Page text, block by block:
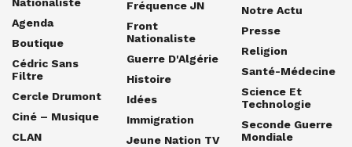
Agenda
Boutique
Cédric Sans
Filtre
Cercle Drumont
Ciné – Musique
CLAN
Fréquence JN
Front
Nationaliste
Guerre D'Algérie
Histoire
Idées
Immigration
Jeune Nation TV
Notre Actu
Presse
Religion
Santé-Médecine
Science Et
Technologie
Seconde Guerre
Mondiale